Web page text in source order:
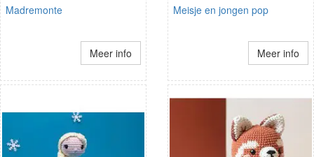
Madremonte
Meer info
Meisje en jongen pop
Meer info